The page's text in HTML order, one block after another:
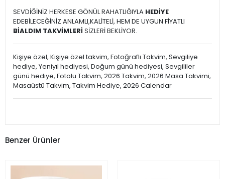
SEVDİĞİNİZ HERKESE GÖNÜL RAHATLIĞIYLA HEDİYE
EDEBİLECEĞİNİZ ANLAMLI,KALİTELİ, HEM DE UYGUN FİYATLI
BİALDIM TAKVİMLERİ SİZLERİ BEKLİYOR.
Kişiye özel, Kişiye özel takvim, Fotoğraflı Takvim, Sevgiliye
hediye, Yeniyıl hediyesi, Doğum günü hediyesi, Sevgililer
günü hediye, Fotolu Takvim, 2026 Takvim, 2026 Masa Takvimi,
Masaüstü Takvim, Takvim Hediye, 2026 Calendar
Benzer Ürünler